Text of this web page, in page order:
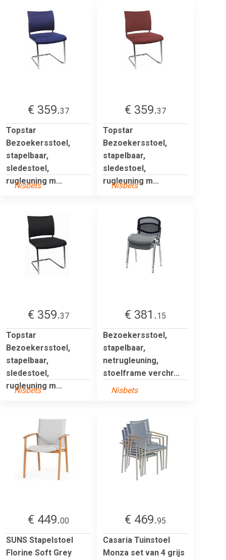
€ 359.37
Topstar
Bezoekersstoel,
stapelbaar,
sledestoel,
rugleuning m...
Nisbets
€ 359.37
Topstar
Bezoekersstoel,
stapelbaar,
sledestoel,
rugleuning m...
Nisbets
€ 359.37
Topstar
Bezoekersstoel,
stapelbaar,
sledestoel,
rugleuning m...
Nisbets
€ 381.15
Bezoekersstoel,
stapelbaar,
netrugleuning,
stoelframe verchr...
Nisbets
€ 449.00
SUNS Stapelstoel
Florine Soft Grey
€ 469.95
Casaria Tuinstoel
Monza set van 4 grijs